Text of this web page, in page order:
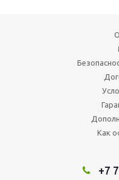
Как
+7